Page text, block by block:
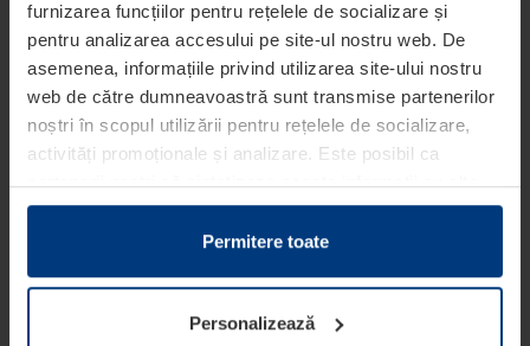
furnizarea funcțiilor pentru rețelele de socializare și
pentru analizarea accesului pe site-ul nostru web. De
asemenea, informațiile privind utilizarea site-ului nostru
web de către dumneavoastră sunt transmise partenerilor
noștri în scopul utilizării pentru rețelele de socializare,
activități promoționale și analizare. Este posibil ca
partenerii noștri să sintetizeze aceste informații cu alte
date pe care dumneavoastră le-ați pus la dispoziția
acestora ori care au fost colectate în cadrul utilizării
Din punct de vedere legal, putem stoca fișiere cookie pe
dispozitivul dumneavoastră în cazul în care acestea sunt
Permitere toate
Personalizează